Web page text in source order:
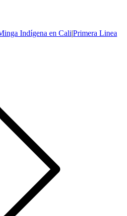
Indígena en Cali|Primera Linea